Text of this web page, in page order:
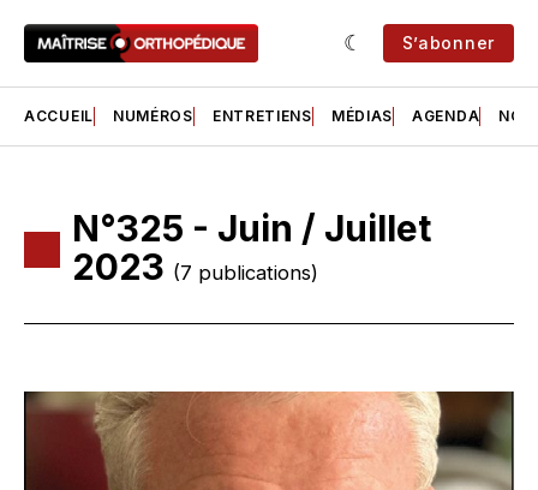
S’abonner
ACCUEIL NUMÉROS ENTRETIENS MÉDIAS AGENDA NOS
N°325 - Juin / Juillet
2023 (7 publications)